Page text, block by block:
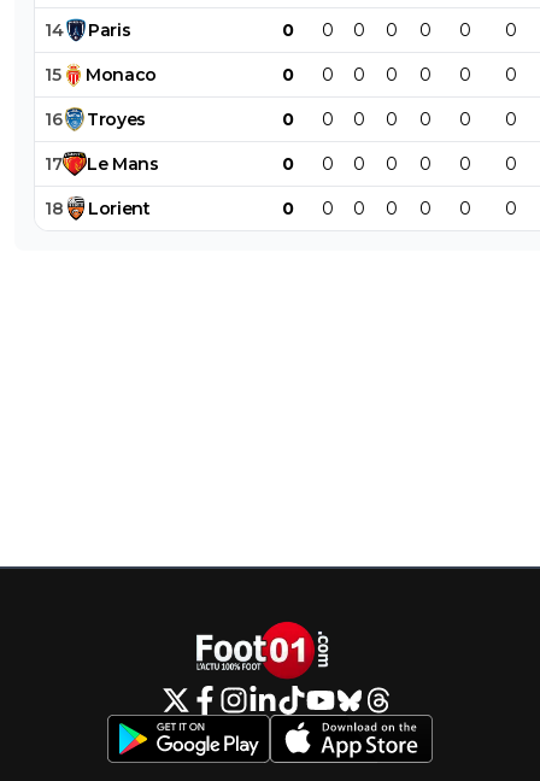
14 Paris 0 0 0 0 0 0 0
15 Monaco 0 0 0 0 0 0 0
16 Troyes 0 0 0 0 0 0 0
17 Le Mans 0 0 0 0 0 0 0
18 Lorient 0 0 0 0 0 0 0